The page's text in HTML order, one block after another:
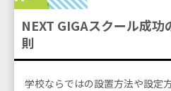
NEXT GIGAスクール成
則
学校ならではの設置方法や設定